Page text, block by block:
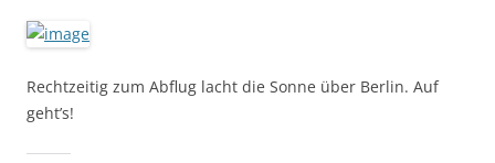
Rechtzeitig zum Abflug lacht die Sonne über Berlin. Auf
geht’s!